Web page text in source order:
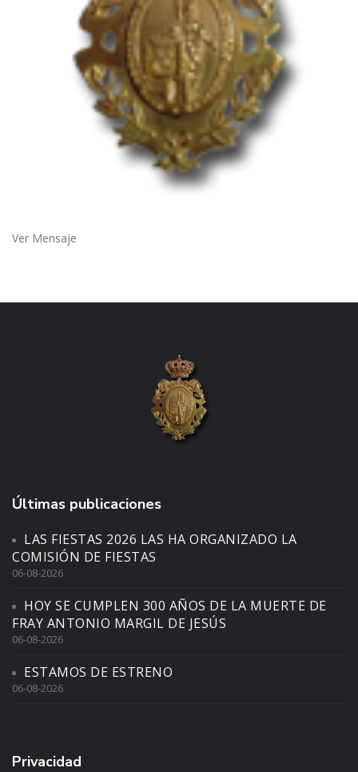
Ver Mensaje
Últimas publicaciones
LAS FIESTAS 2026 LAS HA ORGANIZADO LA
COMISIÓN DE FIESTAS
06-08-2026
HOY SE CUMPLEN 300 AÑOS DE LA MUERTE DE
FRAY ANTONIO MARGIL DE JESÚS
06-08-2026
ESTAMOS DE ESTRENO
06-08-2026
Privacidad